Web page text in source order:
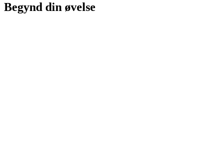
Begynd din øvelse